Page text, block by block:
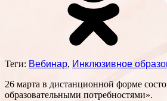
Теги: Вебинар, Инклюзивное
26 марта в дистанционной форме
образовательными потребностями».